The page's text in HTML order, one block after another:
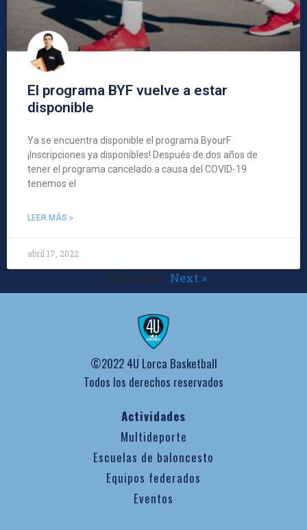
El programa BYF vuelve a estar
disponible
Ya se encuentra disponible el programa ByourF
¡Inscripciones ya disponibles! Después de dos años de
tener el programa cancelado a causa del COVID-19
tenemos el
LEER MÁS »
abril 17, 2022
« Previous Next »
©2022 4U Lorca Basketball
Todos los derechos reservados
Actividades
Multideporte
Escuelas de baloncesto
Equipos federados
Eventos